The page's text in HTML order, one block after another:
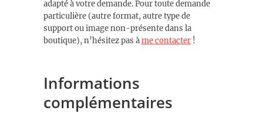
adapté à votre demande. Pour toute demande
particulière (autre format, autre type de
support ou image non-présente dans la
boutique), n’hésitez pas àme contacter !
Informations
complémentaires